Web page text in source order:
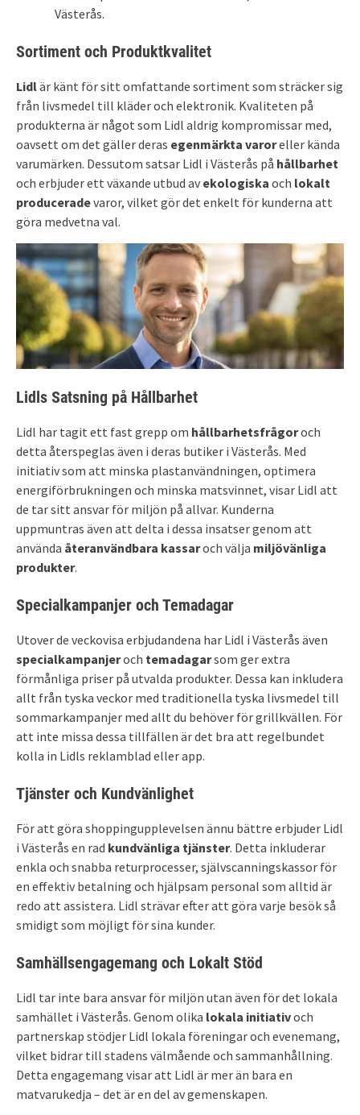
Västerås.
Sortiment och Produktkvalitet
Lidlär känt för sitt omfattande sortiment som sträcker sig
från livsmedel till kläder och elektronik. Kvaliteten på
produkterna är något som Lidl aldrig kompromissar med,
oavsett om det gäller deras egenmärkta varoreller kända
varumärken. Dessutom satsar Lidl i Västerås på hållbarhet
och erbjuder ett växande utbud av ekologiska och lokalt
produceradevaror, vilket gör det enkelt för kunderna att
göra medvetna val.
Lidls Satsning på Hållbarhet
Lidl har tagit ett fast grepp om hållbarhetsfrågoroch
detta återspeglas även i deras butiker i Västerås. Med
initiativ som att minska plastanvändningen, optimera
energiförbrukningen och minska matsvinnet, visar Lidl att
de tar sitt ansvar för miljön på allvar. Kunderna
uppmuntras även att delta i dessa insatser genom att
använda återanvändbara kassaroch välja miljövänliga
produkter.
Specialkampanjer och Temadagar
Utover de veckovisa erbjudandena har Lidl i Västerås även
specialkampanjeroch temadagarsom ger extra
förmånliga priser på utvalda produkter. Dessa kan inkludera
allt från tyska veckor med traditionella tyska livsmedel till
sommarkampanjer med allt du behöver för grillkvällen. För
att inte missa dessa tillfällen är det bra att regelbundet
kolla in Lidls reklamblad eller app.
Tjänster och Kundvänlighet
För att göra shoppingupplevelsen ännu bättre erbjuder Lidl
i Västerås en rad kundvänliga tjänster. Detta inkluderar
enkla och snabba returprocesser, självscanningskassor för
en effektiv betalning och hjälpsam personal som alltid är
redo att assistera. Lidl strävar efter att göra varje besök så
smidigt som möjligt för sina kunder.
Samhällsengagemang och Lokalt Stöd
Lidl tar inte bara ansvar för miljön utan även för det lokala
samhället i Västerås. Genom olika lokala initiativoch
partnerskap stödjer Lidl lokala föreningar och evenemang,
vilket bidrar till stadens välmående och sammanhållning.
Detta engagemang visar att Lidl är mer än bara en
matvarukedja – det är en del av gemenskapen.